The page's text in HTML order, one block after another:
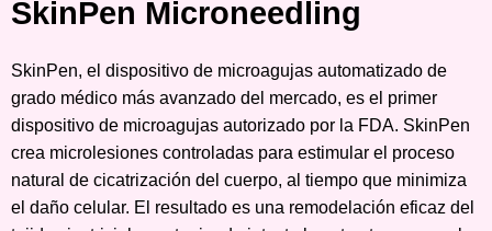
SkinPen Microneedling
SkinPen, el dispositivo de microagujas automatizado de
grado médico más avanzado del mercado, es el primer
dispositivo de microagujas autorizado por la FDA. SkinPen
crea microlesiones controladas para estimular el proceso
natural de cicatrización del cuerpo, al tiempo que minimiza
el daño celular. El resultado es una remodelación eficaz del